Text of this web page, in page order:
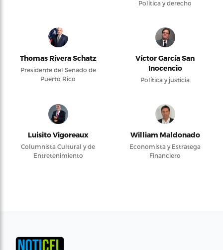
Política y derecho
Thomas Rivera Schatz
Presidente del Senado de
Puerto Rico
Víctor García San
Inocencio
Política y justicia
Luisito Vigoreaux
Columnista Cultural y de
Entretenimiento
William Maldonado
Economista y Estratega
Financiero